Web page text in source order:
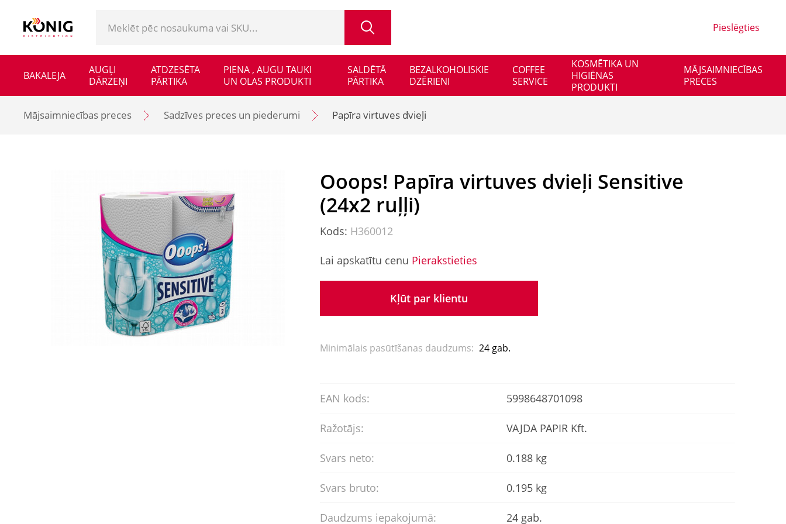
Pieslēgties
BAKALEJA
AUGĻI
DĀRZEŅI
ATDZESĒTA
PĀRTIKA
PIENA , AUGU TAUKI
UN OLAS PRODUKTI
SALDĒTĀ
PĀRTIKA
BEZALKOHOLISKIE
DZĒRIENI
COFFEE
SERVICE
KOSMĒTIKA UN
HIGIĒNAS
PRODUKTI
MĀJSAIMNIECĪBAS
PRECES
Mājsaimniecības preces Sadzīves preces un piederumi Papīra virtuves dvieļi
Ooops! Papīra virtuves dvieļi Sensitive
(24x2 ruļļi)
Kods: H360012
Lai apskatītu cenu Pierakstieties
Kļūt par klientu
Minimālais pasūtīšanas daudzums: 24 gab.
EAN kods: 5998648701098
Ražotājs: VAJDA PAPIR Kft.
Svars neto: 0.188 kg
Svars bruto: 0.195 kg
Daudzums iepakojumā: 24 gab.